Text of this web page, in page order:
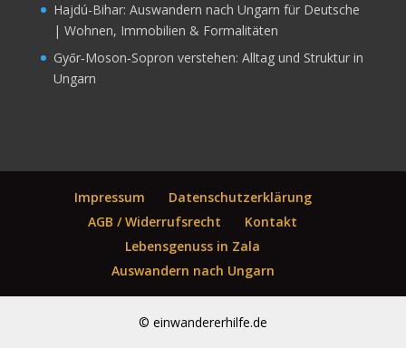
Hajdú-Bihar: Auswandern nach Ungarn für Deutsche
| Wohnen, Immobilien & Formalitäten
Győr‑Moson‑Sopron verstehen: Alltag und Struktur in
Ungarn
Impressum
Datenschutzerklärung
AGB / Widerrufsrecht
Kontakt
Lebensgenuss in Zala
Auswandern nach Ungarn
© einwandererhilfe.de